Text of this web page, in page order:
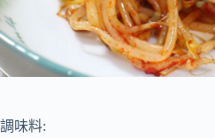
調味料: